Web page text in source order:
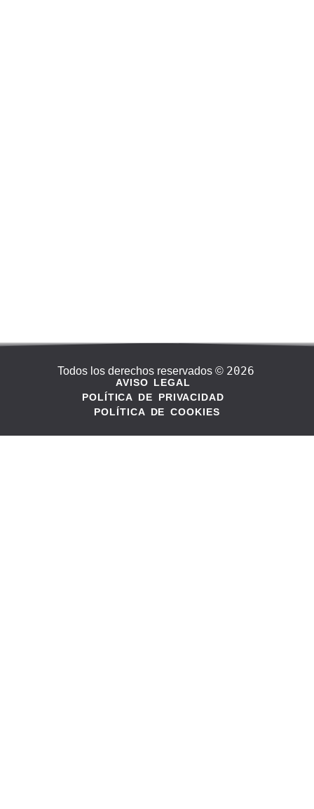
Todos los derechos reservados © 2026
AVISO LEGAL
POLÍTICA DE PRIVACIDAD
POLÍTICA DE COOKIES